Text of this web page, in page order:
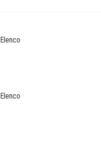
Elenco
Elenco